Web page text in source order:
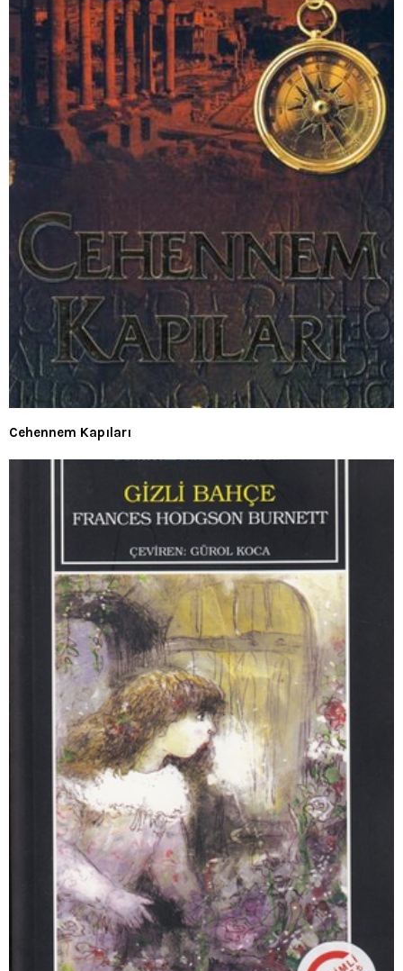
Cehennem Kapıları